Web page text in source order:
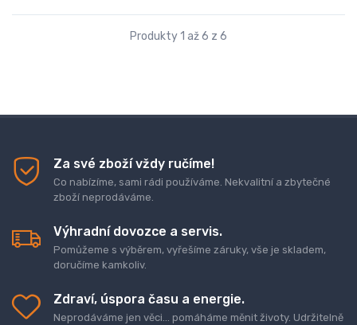
Produkty 1 až 6 z 6
Za své zboží vždy ručíme!
Co nabízíme, sami rádi používáme. Nekvalitní a zbytečné
zboží neprodáváme.
Výhradní dovozce a servis.
Pomůžeme s výběrem, vyřešíme záruky, vše je skladem,
doručíme kamkoliv.
Zdraví, úspora času a energie.
Neprodáváme jen věci... pomáháme měnit životy. Udržitelně